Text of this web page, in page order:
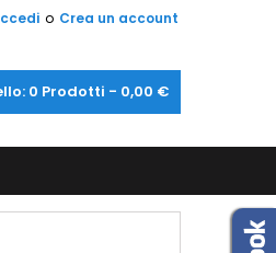
o Crea un account
0 Prodotti - 0,00 €